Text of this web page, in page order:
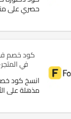
حصري على
في
مذهلة على